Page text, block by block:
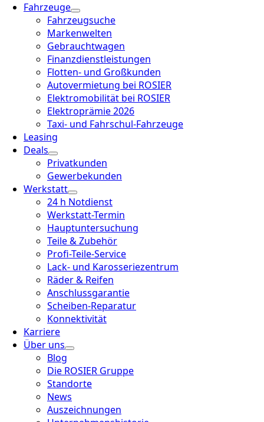
Fahrzeuge
Fahrzeugsuche
Markenwelten
Gebrauchtwagen
Finanzdienstleistungen
Flotten- und Großkunden
Autovermietung bei ROSIER
Elektromobilität bei ROSIER
Elektroprämie 2026
Taxi- und Fahrschul-Fahrzeuge
Leasing
Deals
Privatkunden
Gewerbekunden
Werkstatt
24 h Notdienst
Werkstatt-Termin
Hauptuntersuchung
Teile & Zubehör
Profi-Teile-Service
Lack- und Karosseriezentrum
Räder & Reifen
Anschlussgarantie
Scheiben-Reparatur
Konnektivität
Karriere
Über uns
Blog
Die ROSIER Gruppe
Standorte
News
Auszeichnungen